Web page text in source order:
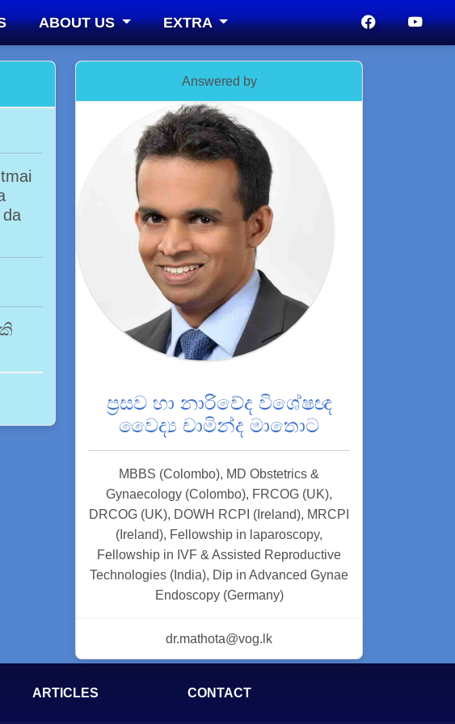
ABOUT US EXTRA
Answered by
ප්‍රසව හා නාරිවේද විශේෂඥ
වෛද්‍ය චාමින්ද මාතොට
MBBS (Colombo), MD Obstetrics &
Gynaecology (Colombo), FRCOG (UK),
DRCOG (UK), DOWH RCPI (Ireland), MRCPI
(Ireland), Fellowship in laparoscopy,
Fellowship in IVF & Assisted Reproductive
Technologies (India), Dip in Advanced Gynae
Endoscopy (Germany)
dr.mathota@vog.lk
ARTICLES CONTACT